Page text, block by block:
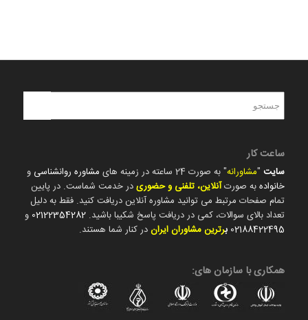
ساعت کار
سایت"مشاورانه" به صورت 24 ساعته در زمینه های مشاوره روانشناسی و
خانوادهبه صورتآنلاین، تلفنی و حضوریدر خدمت شماست. در پایین
تمام صفحات مرتبط می توانید مشاوره آنلاین دریافت کنید. فقط به دلیل
تعداد بالای سوالات، کمی در دریافت پاسخ شکیبا باشید. 02122354282 و
02188422495 برترین مشاوران ایراندر کنار شما هستند.
همکاری با سازمان های: